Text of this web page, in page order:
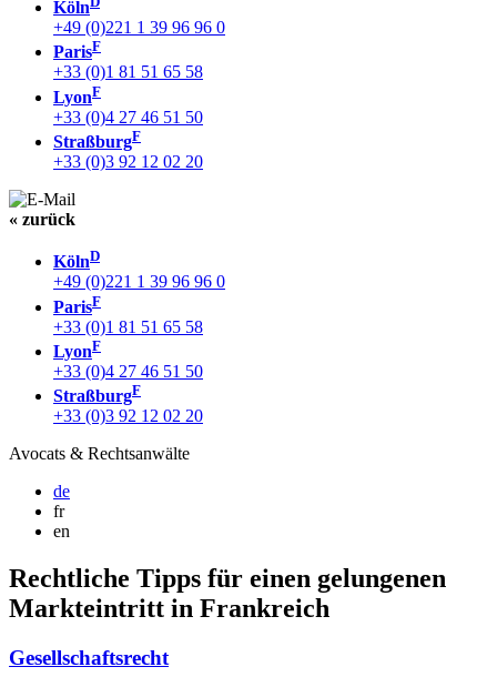
Köln
+49 (0)221 1 39 96 96 0
ParisF
+33 (0)1 81 51 65 58
LyonF
+33 (0)4 27 46 51 50
StraßburgF
+33 (0)3 92 12 02 20
« zurück
KölnD
+49 (0)221 1 39 96 96 0
ParisF
+33 (0)1 81 51 65 58
LyonF
+33 (0)4 27 46 51 50
StraßburgF
+33 (0)3 92 12 02 20
Avocats & Rechtsanwälte
de
fr
en
Rechtliche Tipps für einen gelungenen
Markteintritt in Frankreich
Gesellschaftsrecht